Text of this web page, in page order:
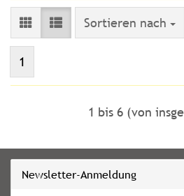
Sortieren nach
Sortieren nach
1
1 bis 6 (von
Newsletter-Anmeldung